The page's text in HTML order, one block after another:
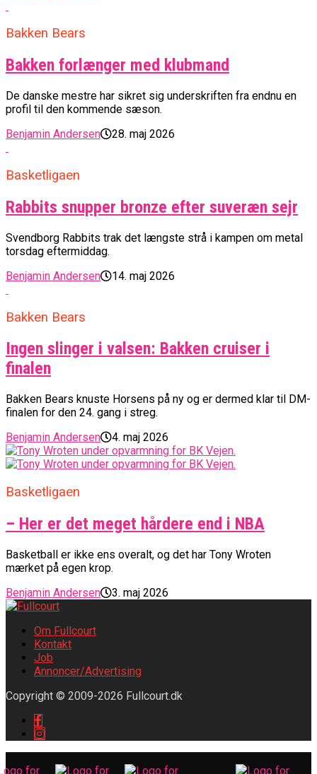
Bakken Bears
Bakken forlænger med klubmand
De danske mestre har sikret sig underskriften fra endnu en
profil til den kommende sæson.
Benjamin Andersen
28. maj 2026
Basketligaen
Rabbits snupper bronze efter suveræn sejr
Svendborg Rabbits trak det længste strå i kampen om metal
torsdag eftermiddag.
Benjamin Andersen
14. maj 2026
Bakken Bears
Ingen slinger i valsen: Bakken cruiser i
finalen
Bakken Bears knuste Horsens på ny og er dermed klar til DM-
finalen for den 24. gang i streg.
Benjamin Andersen
4. maj 2026
Basketligaen
– Her er det meget hårdere end i NBA
Basketball er ikke ens overalt, og det har Tony Wroten
mærket på egen krop.
Benjamin Andersen
3. maj 2026
Om Fullcourt
Kontakt
Job
Annoncer/Advertising
Copyright © 2009-2026 Fullcourt.dk